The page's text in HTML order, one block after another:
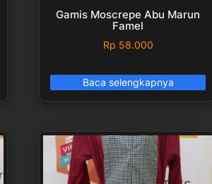
Gamis Moscrepe Abu Marun
Famel
Rp 58.000
Baca selengkapnya